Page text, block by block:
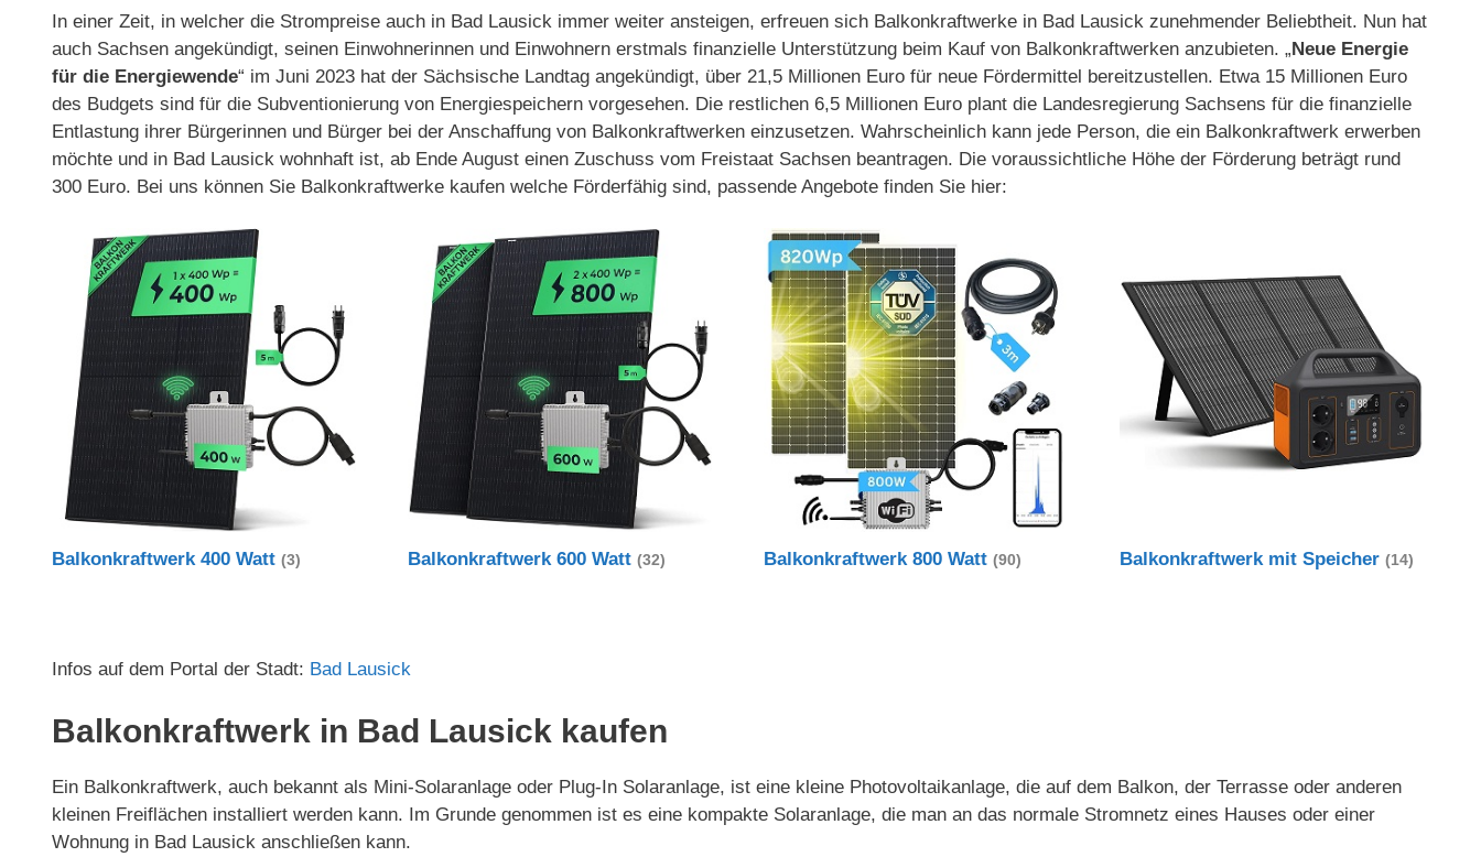
In einer Zeit, in welcher die Strompreise auch in Bad Lausick immer weiter ansteigen, erfreuen sich Balkonkraftwerke in Bad Lausick zunehmender Beliebtheit. Nun hat
auch Sachsen angekündigt, seinen Einwohnerinnen und Einwohnern erstmals finanzielle Unterstützung beim Kauf von Balkonkraftwerken anzubieten. „Neue Energie
für die Energiewende“ im Juni 2023 hat der Sächsische Landtag angekündigt, über 21,5 Millionen Euro für neue Fördermittel bereitzustellen. Etwa 15 Millionen Euro
des Budgets sind für die Subventionierung von Energiespeichern vorgesehen. Die restlichen 6,5 Millionen Euro plant die Landesregierung Sachsens für die finanzielle
Entlastung ihrer Bürgerinnen und Bürger bei der Anschaffung von Balkonkraftwerken einzusetzen. Wahrscheinlich kann jede Person, die ein Balkonkraftwerk erwerben
möchte und in Bad Lausick wohnhaft ist, ab Ende August einen Zuschuss vom Freistaat Sachsen beantragen. Die voraussichtliche Höhe der Förderung beträgt rund
300 Euro. Bei uns können Sie Balkonkraftwerke kaufen welche Förderfähig sind, passende Angebote finden Sie hier:
Balkonkraftwerk 400 Watt (3) Balkonkraftwerk 600 Watt(32) Balkonkraftwerk 800 Watt(90) Balkonkraftwerk mit Speicher(14)
Infos auf dem Portal der Stadt: Bad Lausick
Balkonkraftwerk in Bad Lausick kaufen
Ein Balkonkraftwerk, auch bekannt als Mini-Solaranlage oder Plug-In Solaranlage, ist eine kleine Photovoltaikanlage, die auf dem Balkon, der Terrasse oder anderen
kleinen Freiflächen installiert werden kann. Im Grunde genommen ist es eine kompakte Solaranlage, die man an das normale Stromnetz eines Hauses oder einer
Wohnung in Bad Lausick anschließen kann.